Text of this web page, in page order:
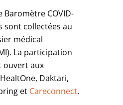
Baromètre COVID-
sont collectées au
médical
La participation
ouvert aux
Daktari,
et Careconnect.